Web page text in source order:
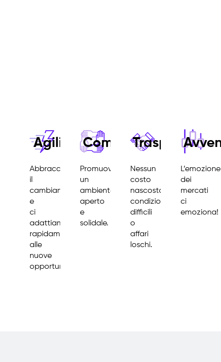
Agilità
Abbracciamo
il
cambiamento
e
ci
adattiamo
rapidamente
alle
nuove
opportunità.
Comunità
Promuoviamo
un
ambiente
aperto
e
solidale.
Trasparenza
Nessun
costo
nascosto,
condizioni
difficili
o
affari
loschi.
L’emozione
dei
mercati
ci
emoziona!